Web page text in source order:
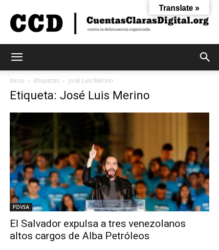
Digital
Inicio Etiquetas José Luis Merino
Etiqueta: José Luis Merino
PDVSA
El Salvador expulsa a tres venezolanos
altos cargos de Alba Petróleos
Translate »